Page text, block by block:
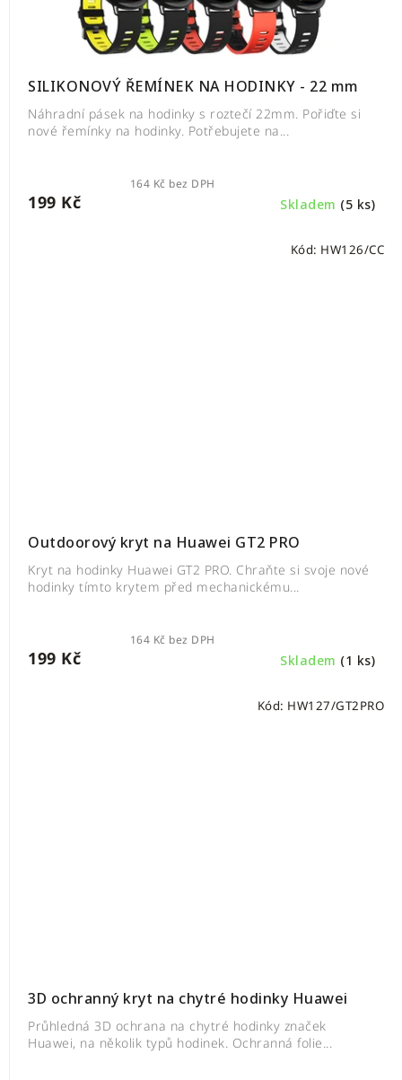
SILIKONOVÝ ŘEMÍNEK NA HODINKY - 22 mm
Skladem (5 ks)
164 Kč bez DPH
199 Kč
Náhradní pásek na hodinky s roztečí 22mm. Pořiďte si
nové řemínky na hodinky. Potřebujete na...
Outdoorový kryt na Huawei GT2 PRO
Skladem (1 ks)
164 Kč bez DPH
199 Kč
Kryt na hodinky Huawei GT2 PRO. Chraňte si svoje nové
hodinky tímto krytem před mechanickému...
Kód: HW126/CC
3D ochranný kryt na chytré hodinky Huawei
Průhledná 3D ochrana na chytré hodinky značek
Huawei, na několik typů hodinek. Ochranná folie...
Kód: HW127/GT2PRO